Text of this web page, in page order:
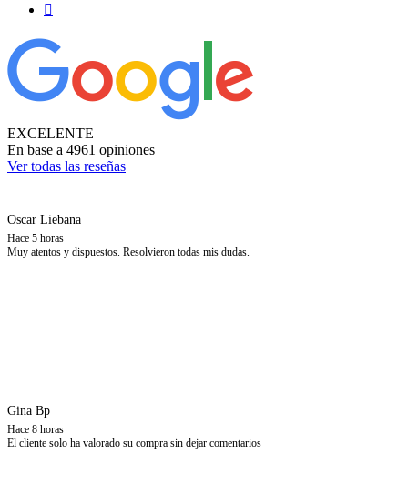

EXCELENTE
En base a 4961 opiniones
Ver todas las reseñas
Oscar Liebana
Hace 5 horas
Muy atentos y dispuestos. Resolvieron todas mis dudas.
Gina Bp
Hace 8 horas
El cliente solo ha valorado su compra sin dejar comentarios